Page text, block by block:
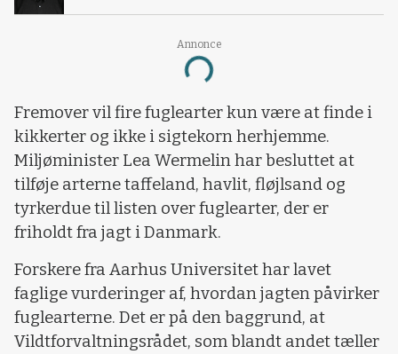
Annonce
Loading...
Fremover vil fire fuglearter kun være at finde i
kikkerter og ikke i sigtekorn herhjemme.
Miljøminister Lea Wermelin har besluttet at
tilføje arterne taffeland, havlit, fløjlsand og
tyrkerdue til listen over fuglearter, der er
friholdt fra jagt i Danmark.
Forskere fra Aarhus Universitet har lavet
faglige vurderinger af, hvordan jagten påvirker
fuglearterne. Det er på den baggrund, at
Vildtforvaltningsrådet, som blandt andet tæller